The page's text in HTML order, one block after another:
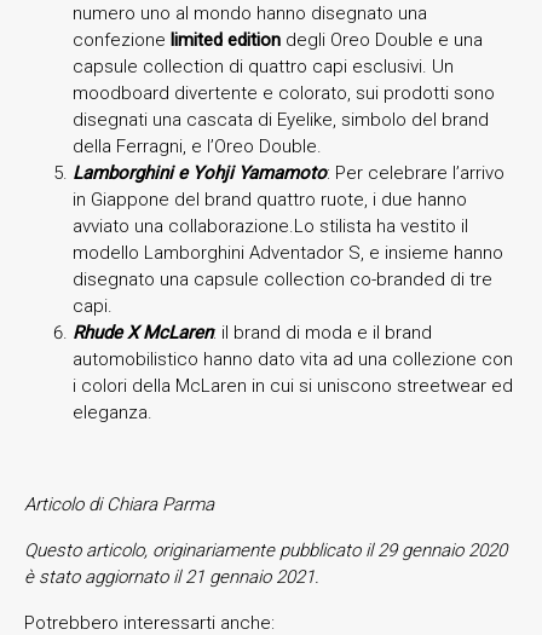
numero uno al mondo hanno disegnato una
confezione limited edition degli Oreo Double e una
capsule collection di quattro capi esclusivi. Un
moodboard divertente e colorato, sui prodotti sono
disegnati una cascata di Eyelike, simbolo del brand
della Ferragni, e l’Oreo Double.
Lamborghini e Yohji Yamamoto: Per celebrare l’arrivo
in Giappone del brand quattro ruote, i due hanno
avviato una collaborazione.Lo stilista ha vestito il
modello Lamborghini Adventador S, e insieme hanno
disegnato una capsule collection co-branded di tre
capi.
Rhude X McLaren: il brand di moda e il brand
automobilistico hanno dato vita ad una collezione con
i colori della McLaren in cui si uniscono streetwear ed
eleganza.
Articolo di Chiara Parma
Questo articolo, originariamente pubblicato il 29 gennaio 2020
è stato aggiornato il 21 gennaio 2021.
Potrebbero interessarti anche: